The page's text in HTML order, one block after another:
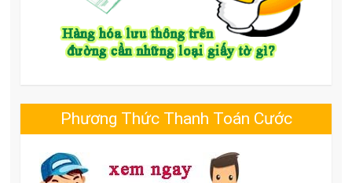
Phương Thức Thanh Toán Cước